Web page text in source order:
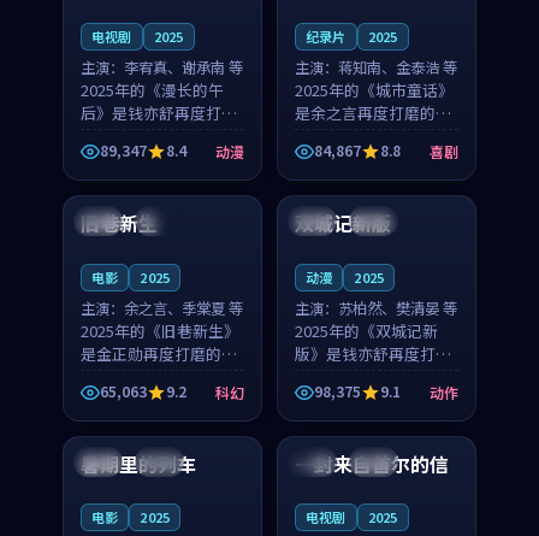
电视剧 2025
主演： 李宥真、谢承南 等
2025年的《漫长的午
后》是钱亦舒再度打磨
的动漫佳作。中国大陆
的取景与海岛日常的氛
围相互成就，李宥真与
谢承南的对手戏自然克
制，让整部影片在悬念
89,347 8.4 动漫
纪录片 2025
主演： 蒋知南、金泰浩 等
2025年的《城市童话》
是余之言再度打磨的喜
剧佳作。美国的取景与
历史战争的氛围相互成
就，蒋知南与金泰浩的
对手戏自然克制，让整
部影片在悬念与温度
84,867 8.8 喜剧
英国 完结
旧巷新生
电影 2025
主演： 余之言、季棠夏 等
2025年的《旧巷新生》
是金正勋再度打磨的科
幻佳作。英国的取景与
雨夜物语的氛围相互成
就，余之言与季棠夏的
对手戏自然克制，让整
部影片在悬念与温度
65,063 9.2 科幻
中国 独播
双城记新版
动漫 2025
主演： 苏柏然、樊清晏 等
2025年的《双城记新
版》是钱亦舒再度打磨
的动作佳作。中国大陆
的取景与沙漠探险的氛
围相互成就，苏柏然与
樊清晏的对手戏自然克
制，让整部影片在悬念
98,375 9.1 动作
中国 杜比
暑期里的列车
电影 2025
韩国 热播
一封来自首尔的信
电视剧 2025